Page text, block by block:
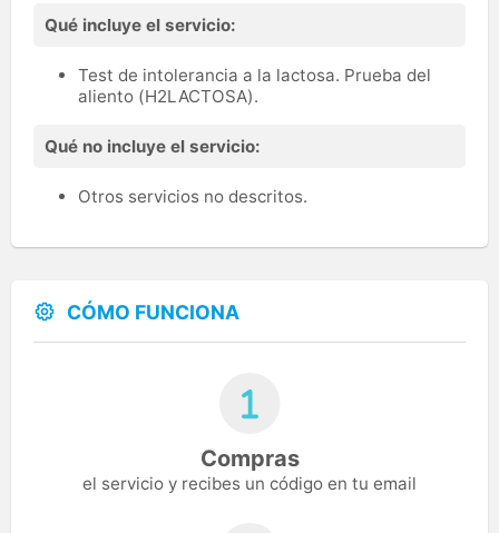
Qué incluye el servicio:
Test de intolerancia a la lactosa. Prueba del
aliento (H2LACTOSA).
Qué no incluye el servicio:
Otros servicios no descritos.
CÓMO FUNCIONA
Compras
el servicio y recibes un código en tu email